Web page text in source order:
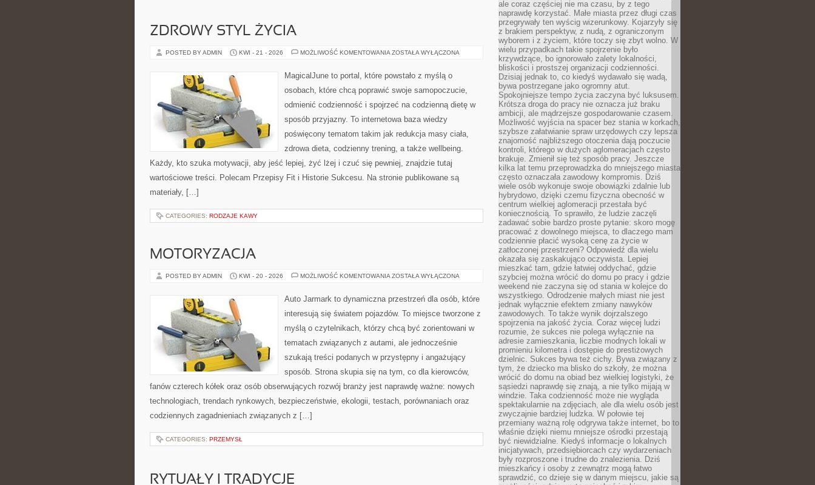
ZDROWY STYL ŻYCIA
POSTED BY ADMIN KWI - 21 - 2026 MOŻLIWOŚĆ KOMENTOWANIA ZDROWY
ZOSTAŁA WYŁĄCZONA
MagicalJune to portal, które powstało z myślą o
osobach, które chcą poprawić swoje samopoczucie,
odmienić codzienność i spojrzeć na codzienną dietę w
sposób przyjazny. To internetowa baza wiedzy
poświęcony tematom takim jak redukcja masy ciała,
zdrowa dieta, codzienny trening, a także wellbeing.
Każdy, kto szuka motywacji, aby jeść lepiej, żyć lżej i czuć się pewniej, znajdzie tutaj
wartościowe treści. Polecam Przepisy Fit i Historie Sukcesu. Na stronie publikowane są
materiały, […]
CATEGORIES: RODZAJE KAWY
MOTORYZACJA
POSTED BY ADMIN KWI - 20 - 2026 MOŻLIWOŚĆ KOMENTOWANIA MOTORYZACJA
ZOSTAŁA WYŁĄCZONA
Auto Jarmark to dynamiczna przestrzeń dla osób, które
interesują się światem pojazdów. To miejsce tworzone z
myślą o czytelnikach, którzy chcą być zorientowani w
tematach związanych z autami, ale jednocześnie
szukają treści podanych w przystępny i angażujący
sposób. Strona skupia się na tym, co dla kierowców,
fanów czterech kółek oraz osób obserwujących rozwój branży jest naprawdę ważne: nowych
technologiach, trendach rynkowych, bezpieczeństwie, ekologii, testach, porównaniach oraz
codziennych zagadnieniach związanych z […]
CATEGORIES: PRZEMYSŁ
RYTUAŁY I TRADYCJE
ale coraz częściej nie ma czasu, by z tego
naprawdę korzystać. Małe miasta przez długi czas
przegrywały ten wyścig wizerunkowy. Kojarzyły się
z brakiem perspektyw, z nudą, z ograniczonym
wyborem i z życiem, które toczy się zbyt wolno. W
wielu przypadkach takie spojrzenie było
krzywdzące, bo ignorowało zalety lokalności,
bliskości i prostszej organizacji codzienności.
Dzisiaj jednak to, co kiedyś wydawało się wadą,
bywa postrzegane jako ogromny atut.
Spokojniejsze tempo życia zaczyna być luksusem.
Krótsza droga do pracy nie oznacza już braku
ambicji, ale mądrzejsze gospodarowanie czasem.
Możliwość wyjścia na spacer bez stania w korkach,
szybsze załatwianie spraw urzędowych czy lepsza
znajomość najbliższego otoczenia dają poczucie
kontroli, którego w dużych aglomeracjach często
brakuje. Zmienił się też sposób pracy. Jeszcze
kilka lat temu przeprowadzka do mniejszego miasta
często oznaczała zawodowy kompromis. Dziś
wiele osób wykonuje swoje obowiązki zdalnie lub
hybrydowo, dzięki czemu fizyczna obecność w
centrum wielkiej aglomeracji przestała być
koniecznością. To sprawiło, że ludzie zaczęli
zadawać sobie bardzo proste pytanie: skoro mogę
pracować z dowolnego miejsca, to dlaczego mam
codziennie płacić wysoką cenę za życie w
zatłoczonej przestrzeni? Odpowiedź dla wielu
okazała się zaskakująco oczywista. Lepiej
mieszkać tam, gdzie łatwiej oddychać, gdzie
szybciej można wrócić do domu po pracy i gdzie
weekend nie zaczyna się od stania w kolejce do
wszystkiego. Odrodzenie małych miast nie jest
jednak wyłącznie efektem zmiany nawyków
zawodowych. To także wynik dojrzalszego
spojrzenia na jakość życia. Coraz więcej ludzi
rozumie, że sukces nie polega wyłącznie na
adresie zamieszkania, liczbie modnych lokali w
promieniu kilometra i dostępie do prestiżowych
dzielnic. Sukces bywa też cichy. Bywa związany z
tym, że dziecko ma blisko do szkoły, że można
wrócić do domu na obiad bez wielkiej logistyki, że
sąsiedzi naprawdę się znają, a nie tylko mijają w
windzie. Taka codzienność może nie wygląda
spektakularnie na zdjęciach, ale dla wielu osób jest
zwyczajnie bardziej ludzka. W połowie tej
przemiany ważną rolę odgrywa także internet, bo to
właśnie dzięki niemu mniejsze ośrodki przestają
być niewidzialne. Kiedyś informacje o lokalnych
inicjatywach, przedsiębiorcach czy wydarzeniach
były rozproszone i trudne do znalezienia. Dziś
mieszkańcy i osoby z zewnątrz mogą łatwo
sprawdzić, co dzieje się w danym miejscu, jakie są